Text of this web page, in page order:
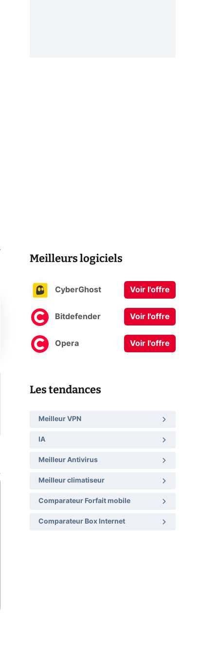
Meilleurs logiciels
CyberGhost Voir l'offre
Bitdefender Voir l'offre
Opera Voir l'offre
Les tendances
Meilleur VPN
IA
Meilleur Antivirus
Meilleur climatiseur
Comparateur Forfait mobile
Comparateur Box Internet